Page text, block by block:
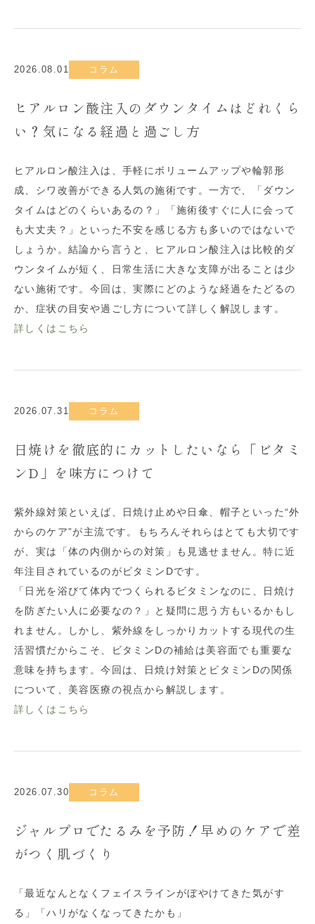
2026.08.01 コラム
ヒアルロン酸注入のダウンタイムはどれくら
い？気になる経過と過ごし方
ヒアルロン酸注入は、手軽にボリュームアップや輪郭形
成、シワ改善ができる人気の施術です。一方で、「ダウン
タイムはどのくらいあるの？」「施術後すぐに人に会って
も大丈夫？」といった不安を感じる方も多いのではないで
しょうか。結論から言うと、ヒアルロン酸注入は比較的ダ
ウンタイムが短く、日常生活に大きな支障が出ることは少
ない施術です。今回は、実際にどのような経過をたどるの
か、症状の目安や過ごし方について詳しく解説します。
詳しくはこちら
2026.07.31 コラム
日焼けを徹底的にカットしたいなら「ビタミ
ンD」を味方につけて
紫外線対策といえば、日焼け止めや日傘、帽子といった“外
からのケア”が主流です。もちろんそれらはとても大切です
が、実は「体の内側からの対策」も見逃せません。特に近
年注目されているのがビタミンDです。
「日光を浴びて体内でつくられるビタミンなのに、日焼け
を防ぎたい人に必要なの？」と疑問に思う方もいるかもし
れません。しかし、紫外線をしっかりカットする現代の生
活習慣だからこそ、ビタミンDの補給は美容面でも重要な
意味を持ちます。今回は、日焼け対策とビタミンDの関係
について、美容医療の視点から解説します。
詳しくはこちら
2026.07.30 コラム
ジャルプロでたるみを予防！早めのケアで差
がつく肌づくり
「最近なんとなくフェイスラインがぼやけてきた気がす
る」「ハリがなくなってきたかも」